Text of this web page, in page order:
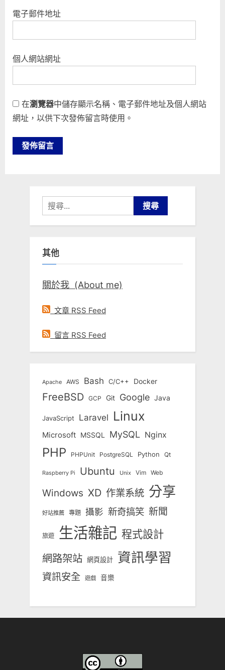
電子郵件地址
個人網站網址
在瀏覽器中儲存顯示名稱、電子郵件地址及個人網站
網址，以供下次發佈留言時使用。
搜
尋
關
字:
其他
關於我 (About me)
文章 RSS Feed
留言 RSS Feed
Apache AWS Bash C/C++ Docker
FreeBSD GCP Git Google Java
JavaScript Laravel Linux
Microsoft MSSQL MySQL Nginx
PHP PHPUnit PostgreSQL Python Qt
Raspberry Pi Ubuntu Unix Vim Web
Windows XD 作業系統 分享
好站推薦 專題 攝影 新奇搞笑 新聞
旅遊 生活雜記 程式設計
網路架站 網頁設計 資訊學習
資訊安全 遊戲 音樂